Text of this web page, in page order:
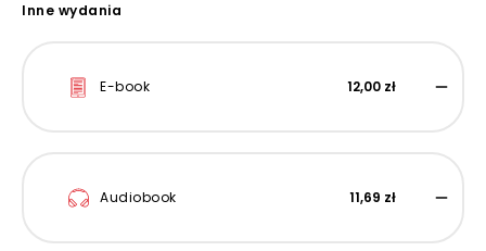
Inne wydania
E-book 12,00 zł
Audiobook 11,69 zł